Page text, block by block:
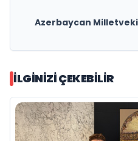
Azerbaycan
İLGINIZI ÇEKEBILIR